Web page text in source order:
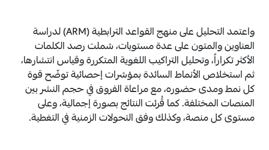
واعتمد التحليل على منهج القواعد الترابطية (ARM) لدراسة
العناوين والمتون على عدة مستويات، شملت رصد الكلمات
الأكثر تكراراً، وتحليل التراكيب اللغوية المتكررة وقياس انتشارها،
ثم استخلاص الأنماط السائدة بمؤشرات إحصائية توضّح قوة
كل نمط ومدى حضوره، مع مراعاة الفروق في حجم النشر بين
المنصات المختلفة. كما قُرئت النتائج بصورة إجمالية، وعلى
مستوى كل منصة، وكذلك وفق التحولات الزمنية في التغطية.